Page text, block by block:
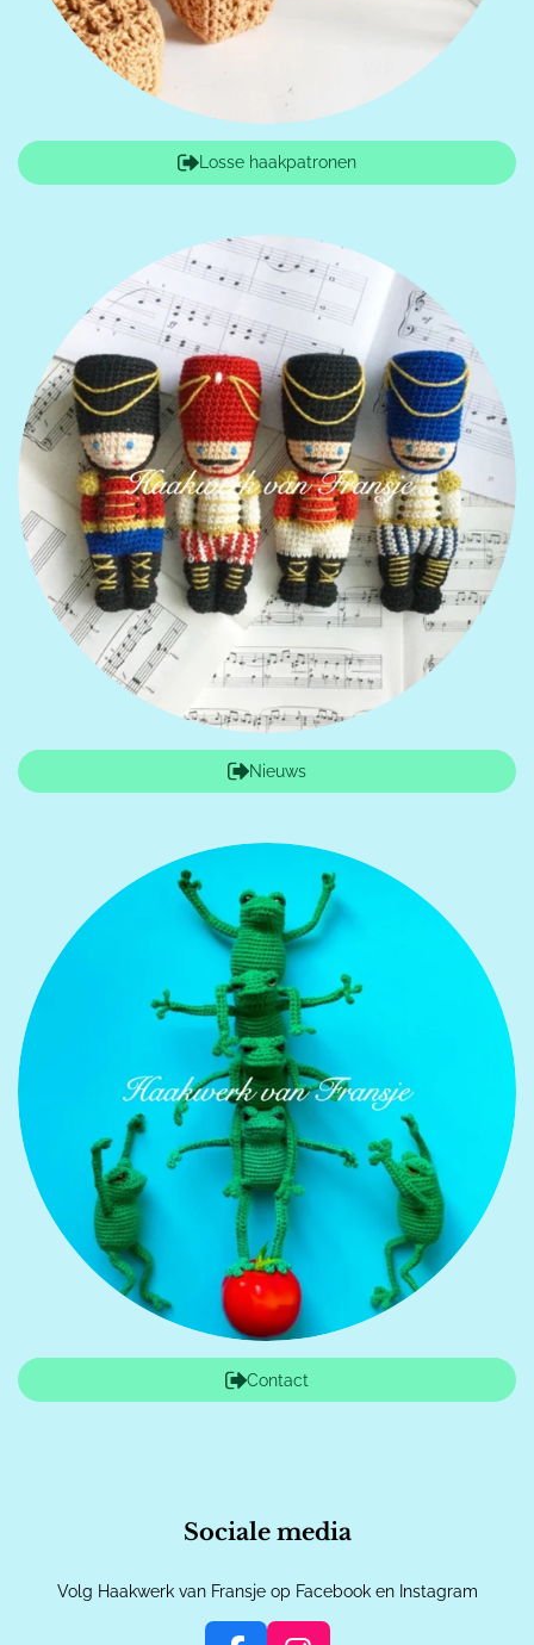
Losse haakpatronen
Nieuws
Contact
Sociale media
Volg Haakwerk van Fransje op Facebook en Instagram